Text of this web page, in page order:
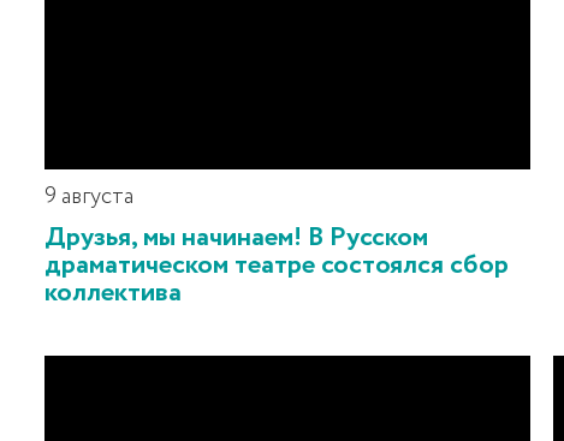
9 августа
Друзья, мы начинаем! В Русском
драматическом театре состоялся сбор
коллектива